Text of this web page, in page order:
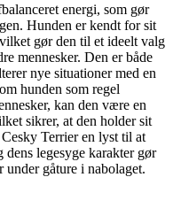
energi, som gør
Hunden er kendt for sit
gør den til et ideelt valg
mennesker. Den er både
nye situationer med en
hunden som regel
kan den være en
sikrer, at den holder sit
Terrier en lyst til at
dens legesyge karakter gør
gåture i nabolaget.